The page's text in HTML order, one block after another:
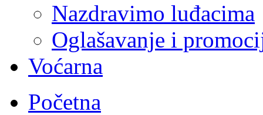
Nazdravimo luđacima
Oglašavanje i
Voćarna
Početna